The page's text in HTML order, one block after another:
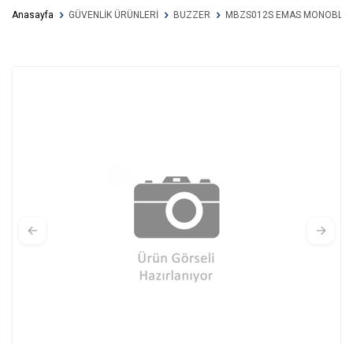
Anasayfa GÜVENLİK ÜRÜNLERİ BUZZER MBZS012S EMAS